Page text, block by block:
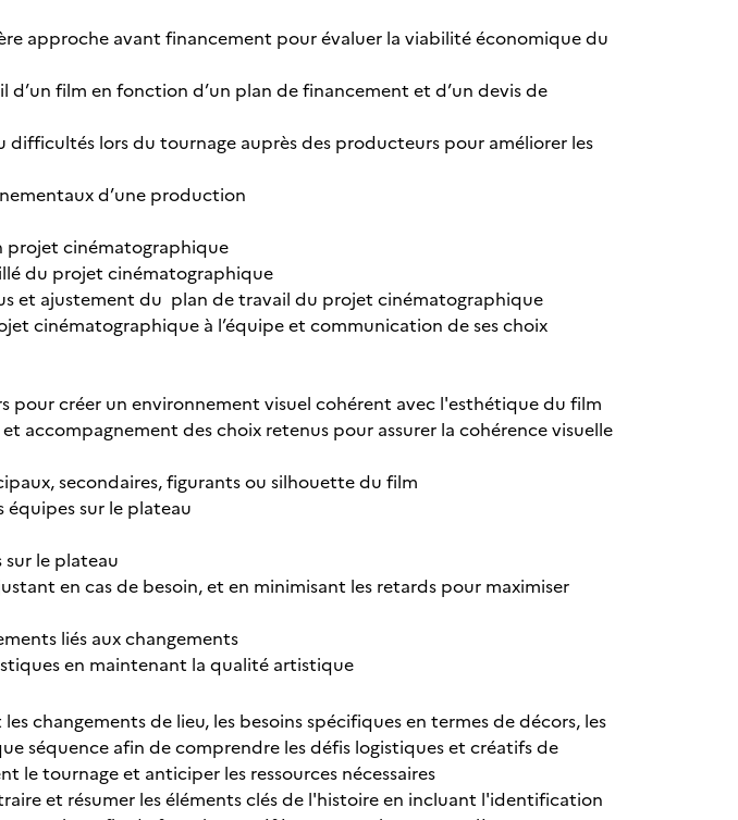
approche avant financement pour évaluer la viabilité économique du
film en fonction d’un plan de financement et d’un devis de
lors du tournage auprès des producteurs pour améliorer les
d’une production
projet cinématographique
du projet cinématographique
et ajustement du plan de travail du projet cinématographique
cinématographique à l’équipe et communication de ses choix
pour créer un environnement visuel cohérent avec l'esthétique du film
accompagnement des choix retenus pour assurer la cohérence visuelle
secondaires, figurants ou silhouette du film
sur le plateau
le plateau
en cas de besoin, et en minimisant les retards pour maximiser
liés aux changements
en maintenant la qualité artistique
changements de lieu, les besoins spécifiques en termes de décors, les
séquence afin de comprendre les défis logistiques et créatifs de
le tournage et anticiper les ressources nécessaires
et résumer les éléments clés de l'histoire en incluant l'identification